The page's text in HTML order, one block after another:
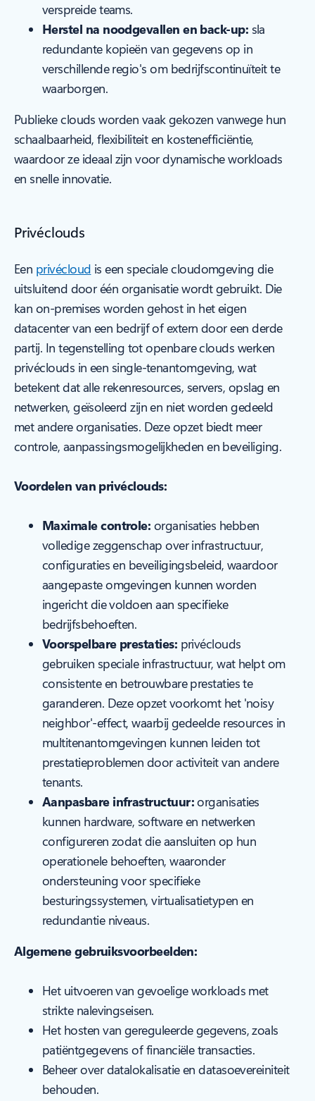
verspreide teams.
Herstel na noodgevallen en back-up: sla
redundante kopieën van gegevens op in
verschillende regio's om bedrijfscontinuïteit te
waarborgen.
Publieke clouds worden vaak gekozen vanwege hun
schaalbaarheid, flexibiliteit en kostenefficiëntie,
waardoor ze ideaal zijn voor dynamische workloads
en snelle innovatie.
Privéclouds
Een privécloud is een speciale cloudomgeving die
uitsluitend door één organisatie wordt gebruikt. Die
kan on-premises worden gehost in het eigen
datacenter van een bedrijf of extern door een derde
partij. In tegenstelling tot openbare clouds werken
privéclouds in een single-tenantomgeving, wat
betekent dat alle rekenresources, servers, opslag en
netwerken, geïsoleerd zijn en niet worden gedeeld
met andere organisaties. Deze opzet biedt meer
controle, aanpassingsmogelijkheden en beveiliging.
Voordelen van privéclouds:
Maximale controle: organisaties hebben
volledige zeggenschap over infrastructuur,
configuraties en beveiligingsbeleid, waardoor
aangepaste omgevingen kunnen worden
ingericht die voldoen aan specifieke
bedrijfsbehoeften.
Voorspelbare prestaties: privéclouds
gebruiken speciale infrastructuur, wat helpt om
consistente en betrouwbare prestaties te
garanderen. Deze opzet voorkomt het 'noisy
neighbor'-effect, waarbij gedeelde resources in
multitenantomgevingen kunnen leiden tot
prestatieproblemen door activiteit van andere
tenants.
Aanpasbare infrastructuur:organisaties
kunnen hardware, software en netwerken
configureren zodat die aansluiten op hun
operationele behoeften, waaronder
ondersteuning voor specifieke
besturingssystemen, virtualisatietypen en
redundantie niveaus.
Algemene gebruiksvoorbeelden:
Het uitvoeren van gevoelige workloads met
strikte nalevingseisen.
Het hosten van gereguleerde gegevens, zoals
patiëntgegevens of financiële transacties.
Beheer over datalokalisatie en datasoevereiniteit
behouden.